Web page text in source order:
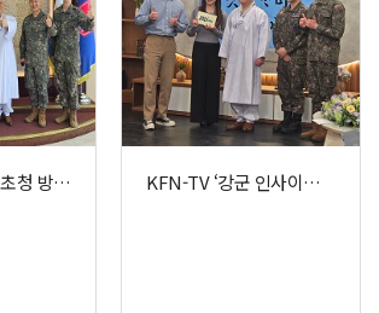
육군부사관학교 초청 방문한 박재성 이사장과 임원 KFN-TV ‘강군 인사이드’ '훈민정음, 국가를 움직인 소통의 힘' 강연 녹화